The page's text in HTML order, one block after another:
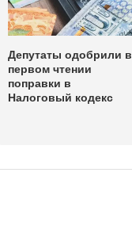
Депутаты одобрили в
первом чтении
поправки в
Налоговый кодекс